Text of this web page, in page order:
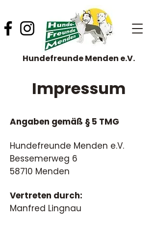
Hundefreunde Menden e.V.
Impressum
Angaben gemäß § 5 TMG​
Hundefreunde Menden e.V.
Bessemerweg 6
58710 Menden​
Vertreten durch:
Manfred Lingnau​